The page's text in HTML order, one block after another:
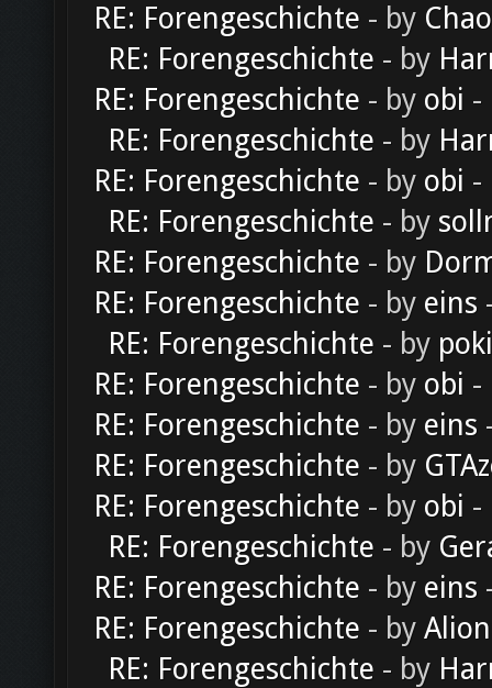
RE: Forengeschichte - by
RE: Forengeschichte - by
RE: Forengeschichte - by obi -
RE: Forengeschichte - by
RE: Forengeschichte - by obi -
RE: Forengeschichte - by
RE: Forengeschichte - by
RE: Forengeschichte - by eins
RE: Forengeschichte - by
RE: Forengeschichte - by obi -
RE: Forengeschichte - by eins
RE: Forengeschichte - by
RE: Forengeschichte - by obi -
RE: Forengeschichte - by
RE: Forengeschichte - by eins
RE: Forengeschichte - by Alion
RE: Forengeschichte - by